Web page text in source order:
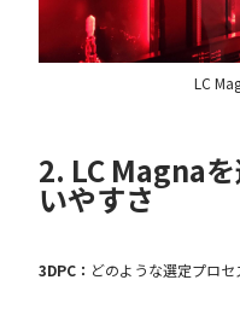
LC
2. LC Magna
いやすさ
3DPC： どのような選定プロ